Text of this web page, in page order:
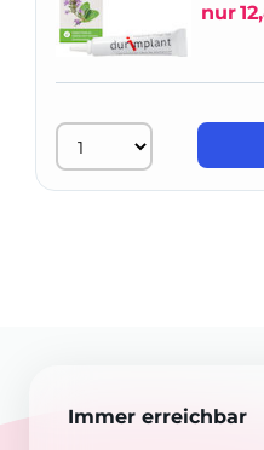
nur
Immer erreichbar